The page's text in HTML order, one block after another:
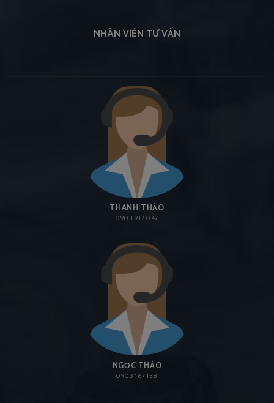
NHÂN VIÊN TƯ VẤN
THANH THẢO
0903 917 047
NGỌC THẢO
0903 167 138